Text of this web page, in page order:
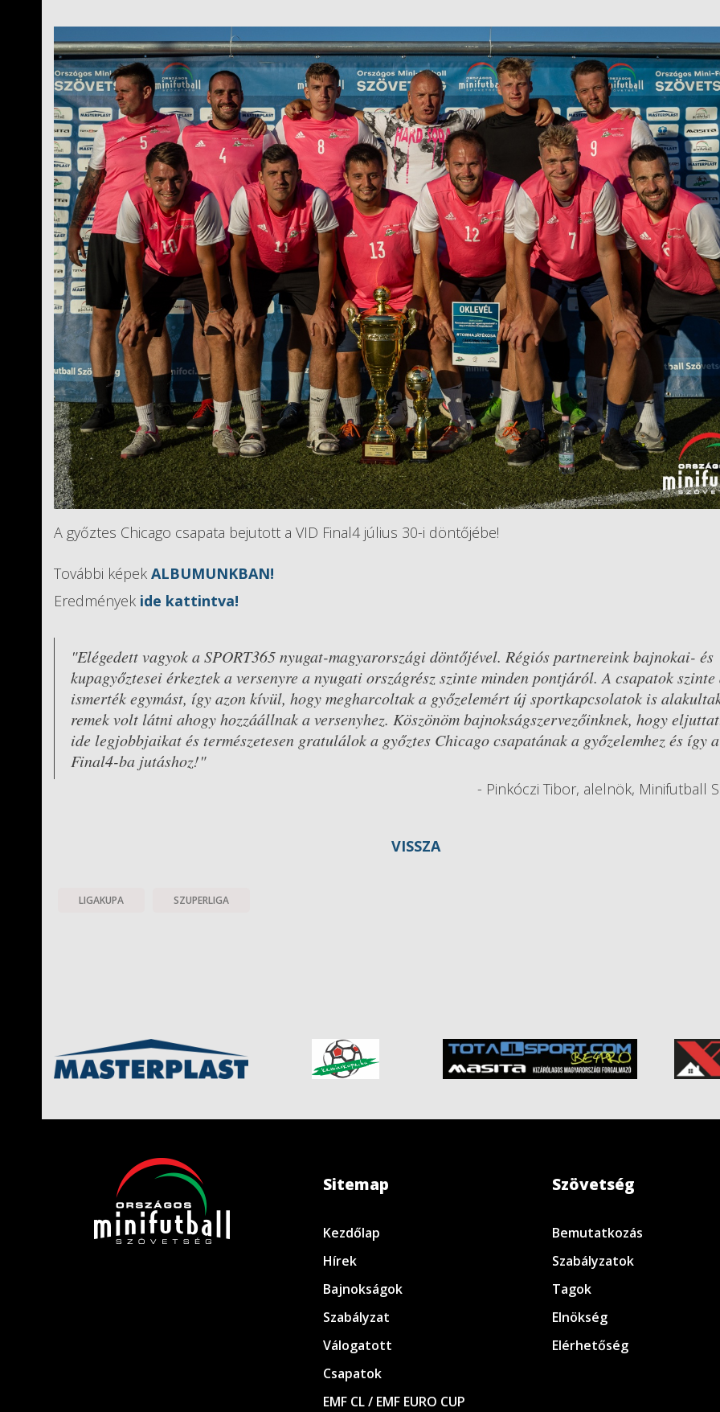
A győztes Chicago csapata bejutott a VID Final4 július 30-i döntőjébe!
További képek ALBUMUNKBAN!
Eredmények ide kattintva!
"Elégedett vagyok a SPORT365 nyugat-magyarországi döntőjével. Régiós partnereink bajnokai- és
kupagyőztesei érkeztek a versenyre a nyugati országrész szinte minden pontjáról. A csapatok
ismerték egymást, így azon kívül, hogy megharcoltak a győzelemért új sportkapcsolatok is
remek volt látni ahogy hozzáállnak a versenyhez. Köszönöm bajnokságszervezőinknek, hogy
ide legjobbjaikat és természetesen gratulálok a győztes Chicago csapatának a győzelemhez és így a
Final4-ba jutáshoz!"
- Pinkóczi Tibor, alelnök, Minifutball
VISSZA
LIGAKUPA SZUPERLIGA
Sitemap
Kezdőlap
Hírek
Bajnokságok
Szabályzat
Válogatott
Csapatok
EMF CL / EMF EURO CUP
Szövetség
Bemutatkozás
Szabályzatok
Tagok
Elnökség
Elérhetőség